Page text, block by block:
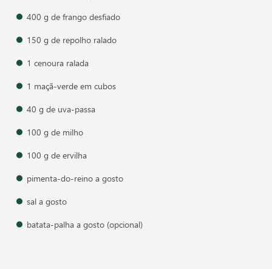
400 g de frango desfiado
150 g de repolho ralado
1 cenoura ralada
1 maçã-verde em cubos
40 g de uva-passa
100 g de milho
100 g de ervilha
pimenta-do-reino a gosto
sal a gosto
batata-palha a gosto (opcional)